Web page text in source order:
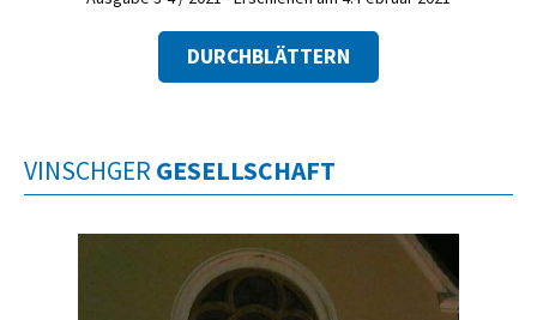
DURCHBLÄTTERN
VINSCHGER GESELLSCHAFT